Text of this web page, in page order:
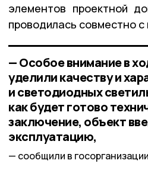
элементов проектной
проводилась совместно
— Особое внимание в
уделили качеству и
и светодиодных
как будет готово
заключение, объект
эксплуатацию,
сообщили в